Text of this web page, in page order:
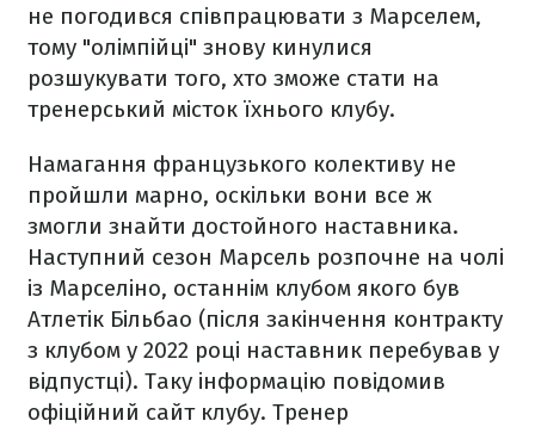
не погодився співпрацювати з Марселем,
тому "олімпійці" знову кинулися
розшукувати того, хто зможе стати на
тренерський місток їхнього клубу.
Намагання французького колективу не
пройшли марно, оскільки вони все ж
змогли знайти достойного наставника.
Наступний сезон Марсель розпочне на чолі
із Марселіно, останнім клубом якого був
Атлетік Більбао (після закінчення контракту
з клубом у 2022 році наставник перебував у
відпустці). Таку інформацію повідомив
офіційний сайт клубу. Тренер